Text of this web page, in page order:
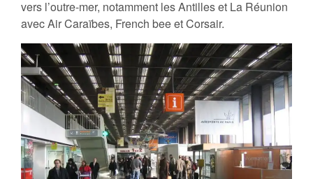
vers l’outre-mer, notamment les Antilles et La Réunion
avec Air Caraïbes, French bee et Corsair.